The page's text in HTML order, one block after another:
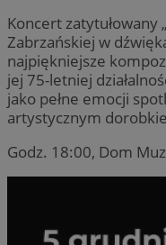
Koncert zatytułowany
Zabrzańskiej w
najpiękniejsze
jej 75-letniej
jako pełne emocji
artystycznym
Godz. 18:00, Dom